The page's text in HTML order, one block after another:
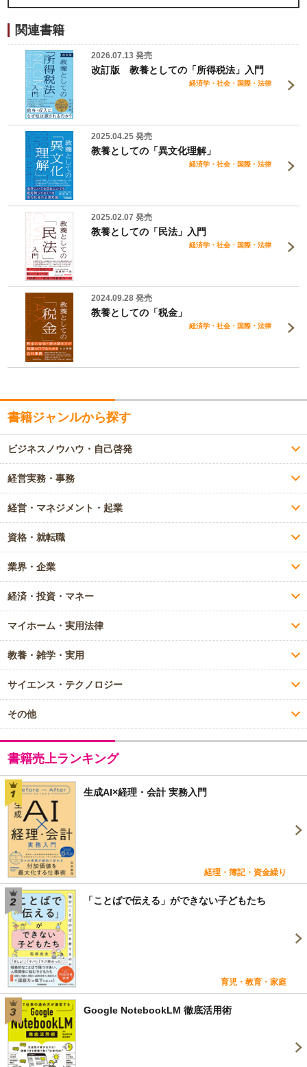
関連書籍
2026.07.13 発売
改訂版 教養としての「所得税法」入門
経済学・社会・国際・法律
2025.04.25 発売
教養としての「異文化理解」
経済学・社会・国際・法律
2025.02.07 発売
教養としての「民法」入門
経済学・社会・国際・法律
2024.09.28 発売
教養としての「税金」
経済学・社会・国際・法律
書籍ジャンルから探す
ビジネスノウハウ・自己啓発
経営実務・事務
経営・マネジメント・起業
資格・就転職
業界・企業
経済・投資・マネー
マイホーム・実用法律
教養・雑学・実用
サイエンス・テクノロジー
その他
書籍売上ランキング
生成AI×経理・会計 実務入門
経理・簿記・資金繰り
「ことばで伝える」ができない子どもたち
育児・教育・家庭
Google NotebookLM 徹底活用術